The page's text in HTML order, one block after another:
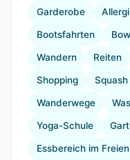
Garderobe
Bootsfahrten
Wandern Reiten
Shopping Squash
Wanderwege
Yoga-Schule
Essbereich im Freien